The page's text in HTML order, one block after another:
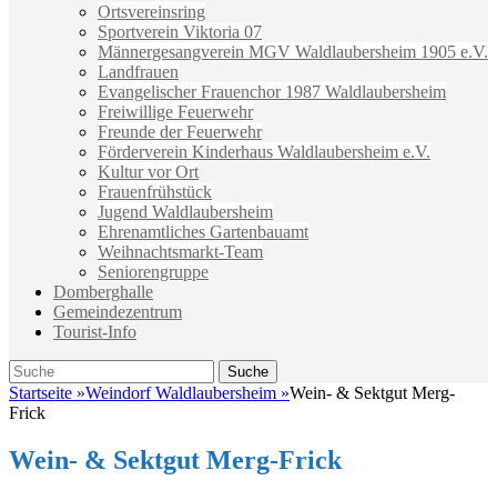
Ortsvereinsring
Sportverein Viktoria 07
Männergesangverein MGV Waldlaubersheim 1905 e.V.
Landfrauen
Evangelischer Frauenchor 1987 Waldlaubersheim
Freiwillige Feuerwehr
Freunde der Feuerwehr
Förderverein Kinderhaus Waldlaubersheim e.V.
Kultur vor Ort
Frauenfrühstück
Jugend Waldlaubersheim
Ehrenamtliches Gartenbauamt
Weihnachtsmarkt-Team
Seniorengruppe
Domberghalle
Gemeindezentrum
Tourist-Info
Suche
Suche
nach:
Startseite »Weindorf Waldlaubersheim »Wein- & Sektgut Merg-
Frick
Wein- & Sektgut Merg-Frick